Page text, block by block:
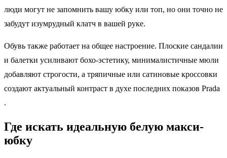
люди могут не запомнить вашу юбку или топ, но они точно не
забудут изумрудный клатч в вашей руке.
Обувь также работает на общее настроение. Плоские сандалии
и балетки усиливают бохо-эстетику, минималистичные мюли
добавляют строгости, а тряпичные или сатиновые кроссовки
создают актуальный контраст в духе последних показов Prada
.
Где искать идеальную белую макси-
юбку